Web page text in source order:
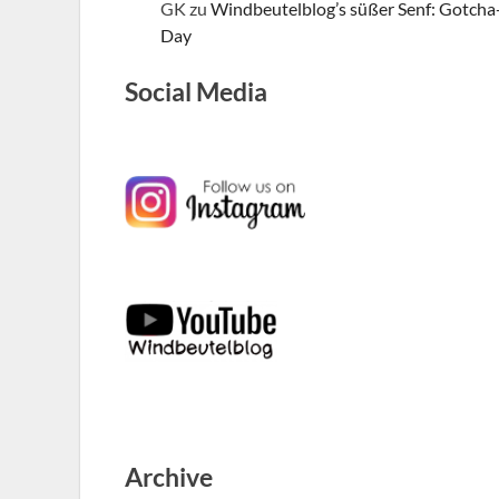
GK zu Windbeutelblog’s süßer Senf:
Day
Social Media
Archive